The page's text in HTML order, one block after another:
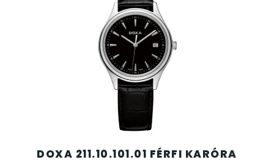
DOXA 211.10.101.01 FÉRFI KARÓRA